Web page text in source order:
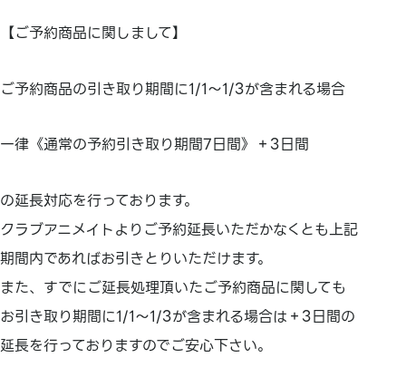
【ご予約商品に関しまして】
ご予約商品の引き取り期間に1/1～1/3が含まれる場合
一律《通常の予約引き取り期間7日間》＋3日間
の延長対応を行っております。
クラブアニメイトよりご予約延長いただかなくとも上記
期間内であればお引きとりいただけます。
また、すでにご延長処理頂いたご予約商品に関しても
お引き取り期間に1/1～1/3が含まれる場合は＋3日間の
延長を行っておりますのでご安心下さい。